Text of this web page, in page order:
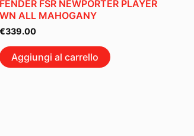
FENDER FSR NEWPORTER PLAYER
WN ALL MAHOGANY
€339.00
Aggiungi al carrello